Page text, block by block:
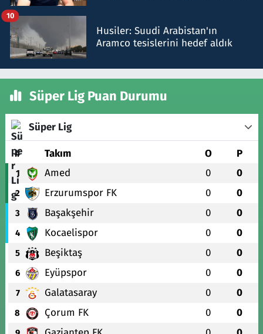
Husiler: Suudi Arabistan'ın
Aramco tesislerini hedef aldık
10
Süper Lig Puan Durumu
Süper Lig
# Takım O P
1 Amed 0 0
2 Erzurumspor FK 0 0
3 Başakşehir 0 0
4 Kocaelispor 0 0
5 Beşiktaş 0 0
6 Eyüpspor 0 0
7 Galatasaray 0 0
8 Çorum FK 0 0